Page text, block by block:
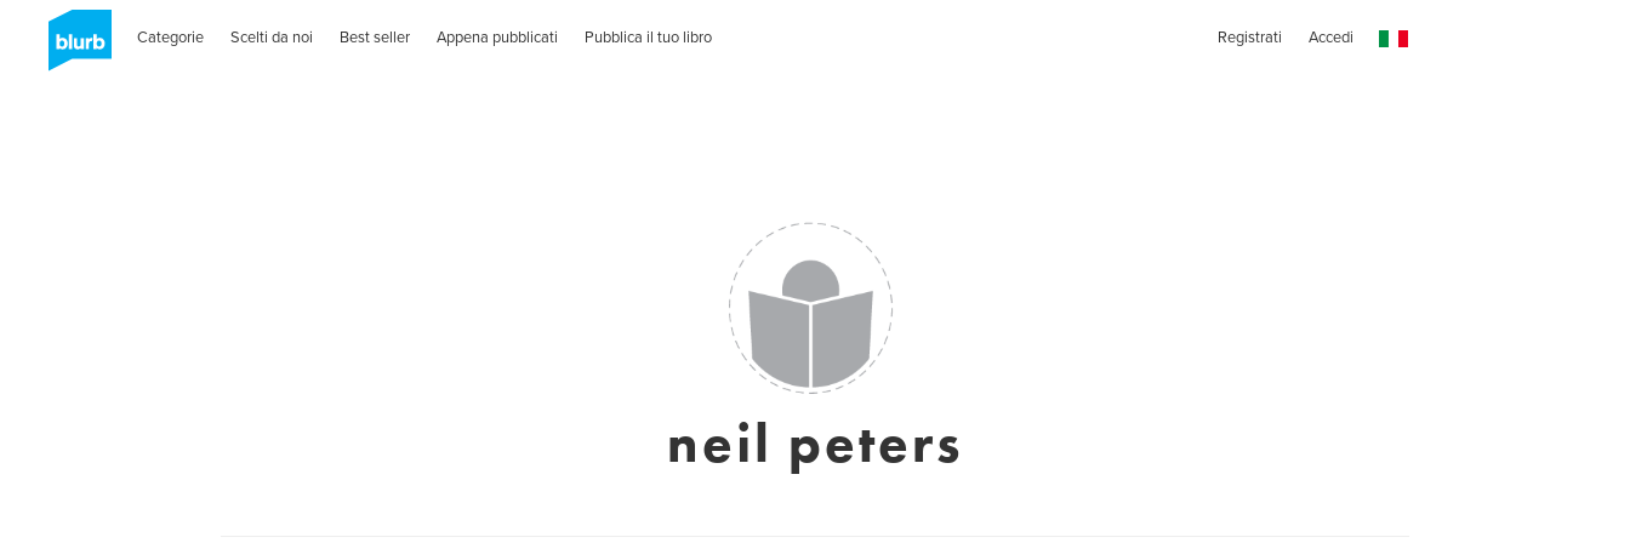
Categorie Scelti da noi Best seller Appena pubblicati Pubblica il tuo libro Registrati Accedi
neil peters